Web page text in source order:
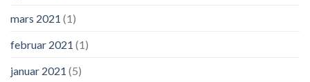
mars 2021 (1)
februar 2021 (1)
januar 2021 (5)